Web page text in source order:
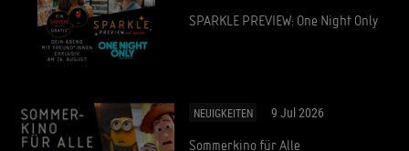
SPARKLE PREVIEW: One Night Only
NEUIGKEITEN 9 Jul 2026
Sommerkino für Alle